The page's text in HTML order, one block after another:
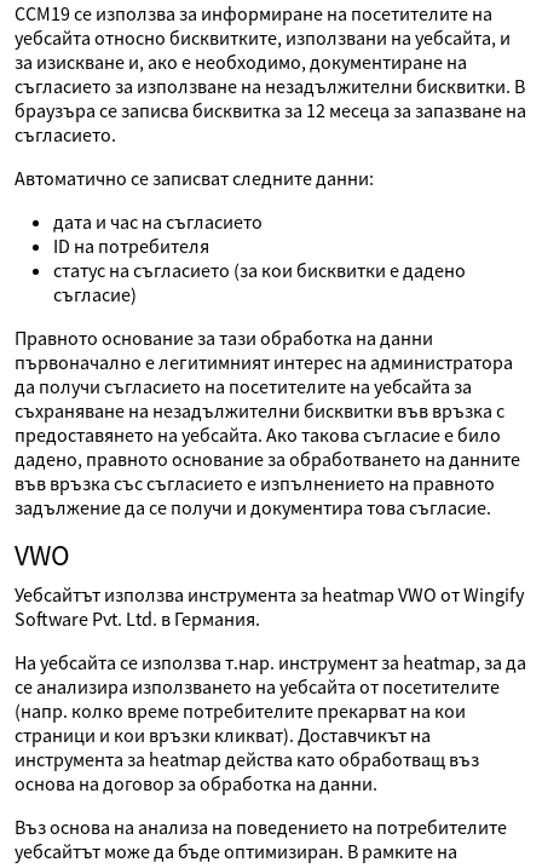
CCM19 се използва за информиране на посетителите на
уебсайта относно бисквитките, използвани на уебсайта, и
за изискване и, ако е необходимо, документиране на
съгласието за използване на незадължителни бисквитки. В
браузъра се записва бисквитка за 12 месеца за запазване на
съгласието.
Автоматично се записват следните данни:
дата и час на съгласието
ID на потребителя
статус на съгласието (за кои бисквитки е дадено
съгласие)
Правното основание за тази обработка на данни
първоначално е легитимният интерес на администратора
да получи съгласието на посетителите на уебсайта за
съхраняване на незадължителни бисквитки във връзка с
предоставянето на уебсайта. Ако такова съгласие е било
дадено, правното основание за обработването на данните
във връзка със съгласието е изпълнението на правното
задължение да се получи и документира това съгласие.
VWO
Уебсайтът използва инструмента за heatmap VWO от Wingify
Software Pvt. Ltd. в Германия.
На уебсайта се използва т.нар. инструмент за heatmap, за да
се анализира използването на уебсайта от посетителите
(напр. колко време потребителите прекарват на кои
страници и кои връзки кликват). Доставчикът на
инструмента за heatmap действа като обработващ въз
основа на договор за обработка на данни.
Въз основа на анализа на поведението на потребителите
уебсайтът може да бъде оптимизиран. В рамките на